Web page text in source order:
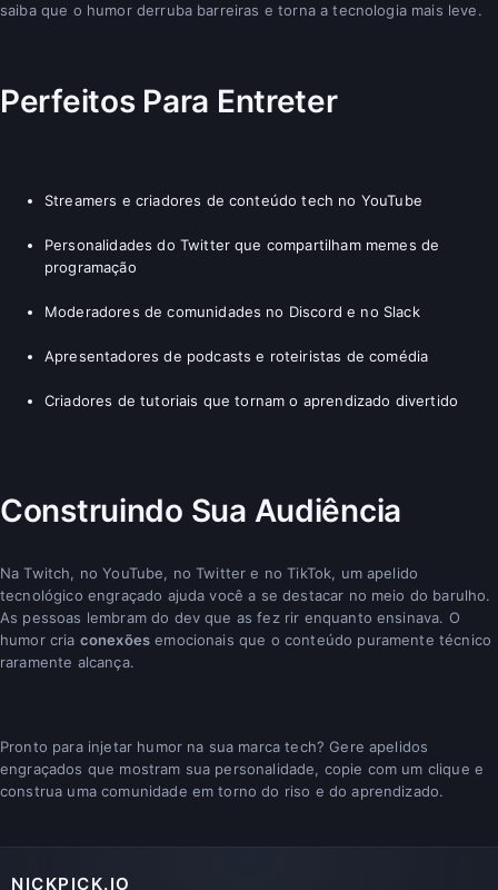
saiba que o humor derruba barreiras e torna a tecnologia mais leve.
Perfeitos Para Entreter
Streamers e criadores de conteúdo tech no YouTube
Personalidades do Twitter que compartilham memes de
programação
Moderadores de comunidades no Discord e no Slack
Apresentadores de podcasts e roteiristas de comédia
Criadores de tutoriais que tornam o aprendizado divertido
Construindo Sua Audiência
Na Twitch, no YouTube, no Twitter e no TikTok, um apelido
tecnológico engraçado ajuda você a se destacar no meio do barulho.
As pessoas lembram do dev que as fez rir enquanto ensinava. O
humor cria conexões emocionais que o conteúdo puramente técnico
raramente alcança.
Pronto para injetar humor na sua marca tech? Gere apelidos
engraçados que mostram sua personalidade, copie com um clique e
construa uma comunidade em torno do riso e do aprendizado.
NICKPICK.IO